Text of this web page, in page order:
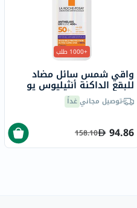
+1000 طلب
واقي شمس سائل مضاد
للبقع الداكنة أنثيليوس يو
في مون 400 لاروش بوزيه،
عامل حماية 50+ - 50 مل
توصيل مجانيغداً
94.86
158.10